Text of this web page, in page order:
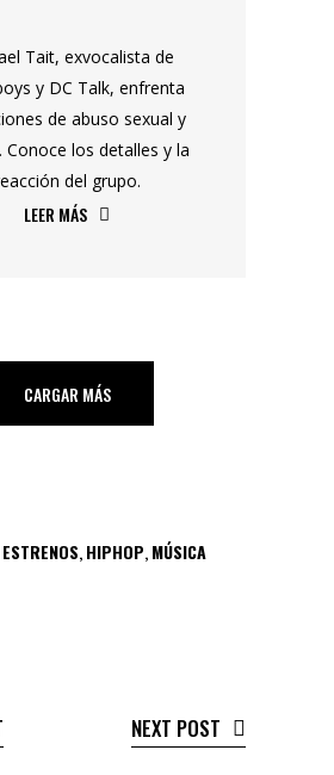
Tait, exvocalista de
y DC Talk, enfrenta
de abuso sexual y
Conoce los detalles y la
del grupo.
LEER MÁS
CARGAR MÁS
ESTRENOS,HIPHOP,MÚSICA
NEXT POST